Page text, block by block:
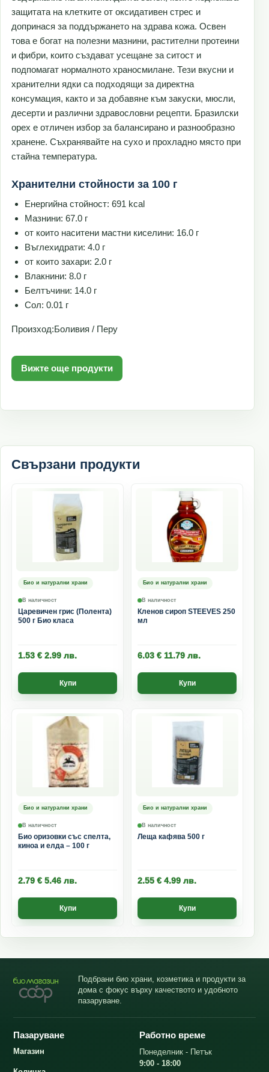
защитата на клетките от оксидативен стрес и
допринася за поддържането на здрава кожа. Освен
това е богат на полезни мазнини, растителни протеини
и фибри, които създават усещане за ситост и
подпомагат нормалното храносмилане. Тези вкусни и
хранителни ядки са подходящи за директна
консумация, както и за добавяне към закуски, мюсли,
десерти и различни здравословни рецепти. Бразилски
орех е отличен избор за балансирано и разнообразно
хранене. Съхранявайте на сухо и прохладно място при
стайна температура.
Хранителни стойности за 100 г
Енергийна стойност: 691 kcal
Мазнини: 67.0 г
от които наситени мастни киселини: 16.0 г
Въглехидрати: 4.0 г
от които захари: 2.0 г
Влакнини: 8.0 г
Белтъчини: 14.0 г
Сол: 0.01 г
Произход:Боливия / Перу
Вижте още продукти
Свързани продукти
Био и натурални храни
В наличност
Царевичен грис (Полента)
500 г Био класа
1.53 € 2.99 лв.
Купи
Био и натурални храни
В наличност
Кленов сироп STEEVES 250
мл
6.03 € 11.79 лв.
Купи
Био и натурални храни
В наличност
Био оризовки със спелта,
киноа и елда – 100 г
2.79 € 5.46 лв.
Купи
Био и натурални храни
В наличност
Леща кафява 500 г
2.55 € 4.99 лв.
Купи
Подбрани био храни, козметика и продукти за
дома с фокус върху качеството и удобното
пазаруване.
Пазаруване
Магазин
Работно време
Понеделник - Петък
9:00 - 18:00